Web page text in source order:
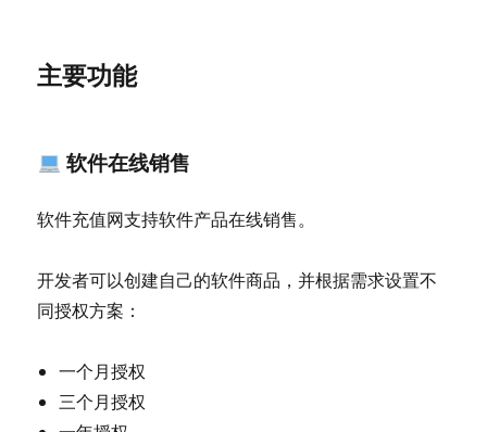
主要功能
软件在线销售
软件充值网支持软件产品在线销售。
开发者可以创建自己的软件商品，并根据需求设置不
同授权方案：
一个月授权
三个月授权